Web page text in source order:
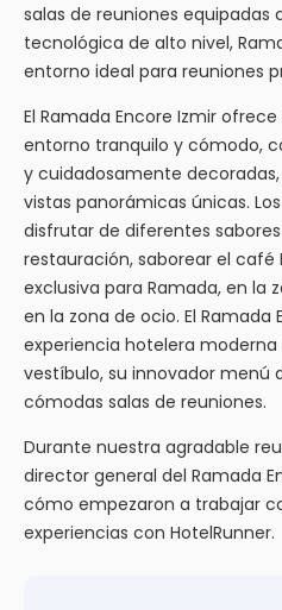
salas de reuniones
tecnológica de alto nivel,
entorno ideal para reuniones
El Ramada Encore Izmir
entorno tranquilo y cómodo,
y cuidadosamente
vistas panorámicas únicas.
disfrutar de diferentes
restauración, saborear el café
exclusiva para Ramada, en la
en la zona de ocio. El Ramada
experiencia hotelera
vestíbulo, su innovador menú
cómodas salas de reuniones.
Durante nuestra agradable
director general del Ramada
cómo empezaron a trabajar
experiencias con HotelRunner.